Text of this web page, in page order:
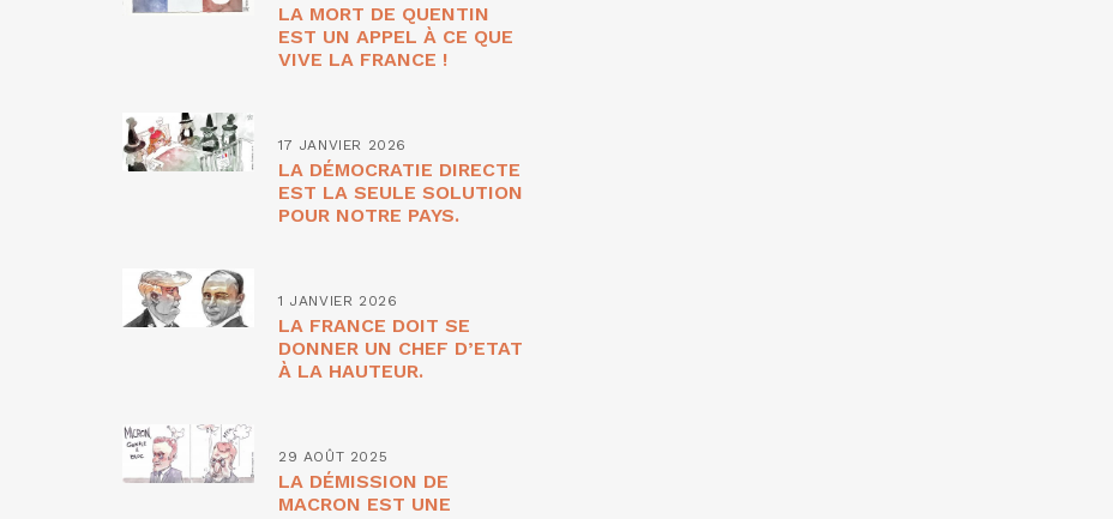
LA MORT DE QUENTIN
EST UN APPEL À CE QUE
VIVE LA FRANCE !
17 JANVIER 2026
LA DÉMOCRATIE DIRECTE
EST LA SEULE SOLUTION
POUR NOTRE PAYS.
1 JANVIER 2026
LA FRANCE DOIT SE
DONNER UN CHEF D’ETAT
À LA HAUTEUR.
29 AOÛT 2025
LA DÉMISSION DE
MACRON EST UNE